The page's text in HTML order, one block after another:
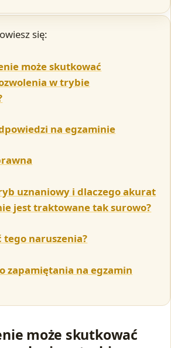
się:
może skutkować
w trybie
na egzaminie
uznaniowy i dlaczego akurat
jest traktowane tak surowo?
tego naruszenia?
zapamiętania na egzamin
może skutkować